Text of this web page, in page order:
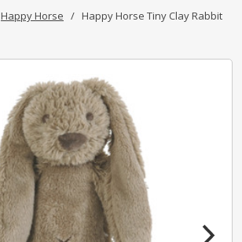
Happy Horse / Happy Horse Tiny Clay Rabbit